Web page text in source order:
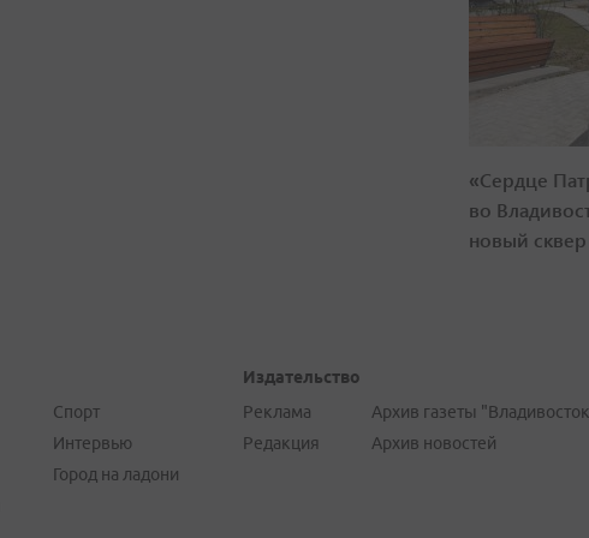
«Сердце
во
новый сквер
Спорт
Интервью
Город на ладони
Издательство
Реклама
Редакция
Архив газеты
Архив новостей